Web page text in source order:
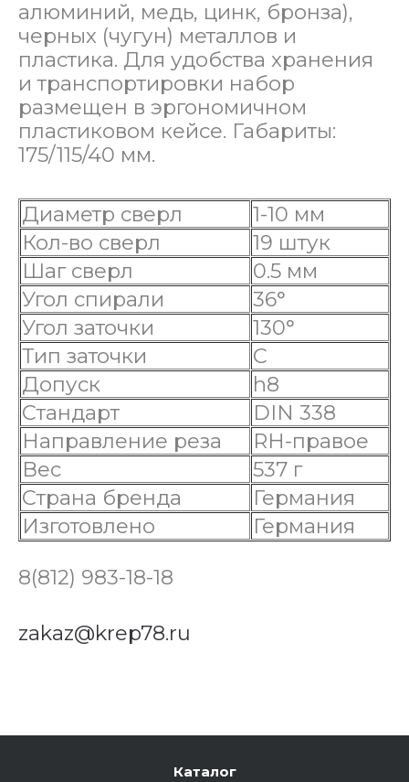
алюминий, медь, цинк, бронза),
черных (чугун) металлов и
пластика. Для удобства хранения
и транспортировки набор
размещен в эргономичном
пластиковом кейсе. Габариты:
175/115/40 мм.
Диаметр сверл
1-10 мм
Кол-во сверл
19 штук
Шаг сверл
0.5 мм
Угол спирали
36°
Угол заточки
130°
Тип заточки
С
Допуск
h8
Стандарт
DIN 338
Направление реза
RH-правое
Вес
537 г
Страна бренда
Германия
Изготовлено
Германия
8(812) 983-18-18
zakaz@krep78.ru
Каталог